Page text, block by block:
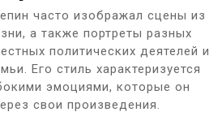
часто изображал сцены из
а также портреты разных
политических деятелей и
Его стиль характеризуется
эмоциями, которые он
свои произведения.